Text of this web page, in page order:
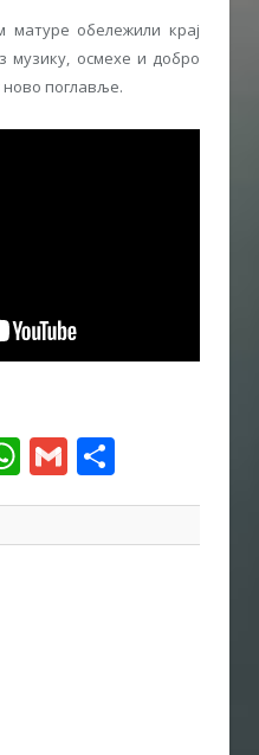
матуре обележили крај
музику, осмехе и добро
поглавље.
WhatsApp
Gmail